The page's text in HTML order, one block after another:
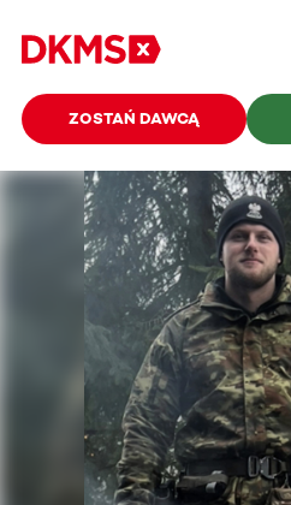
ZOSTAŃ DAWCĄ